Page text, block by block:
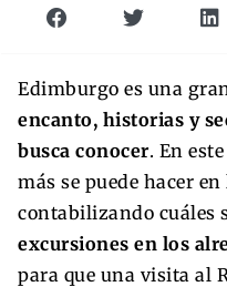
Edimburgo es una
encanto, historias y
busca conocer. En
más se puede hacer
contabilizando cuáles
excursiones en los
para que una visita al